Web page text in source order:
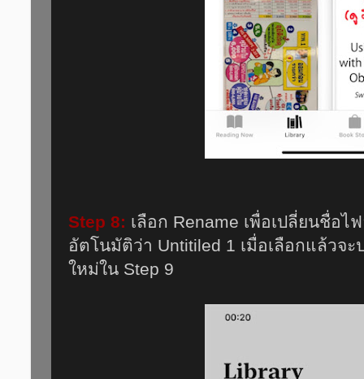
Step 8: เลือก Rename เพื่อเปลี่ยนชื่อไ
อัตโนมัติว่า Untitiled 1 เมื่อเลือกแล้วจ
ใหม่ใน Step 9